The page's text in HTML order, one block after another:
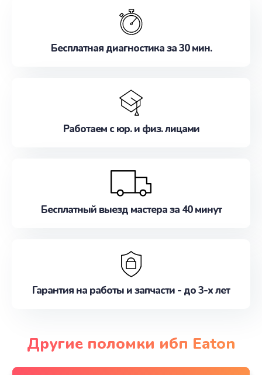
Бесплатная диагностика за 30 мин.
Работаем с юр. и физ. лицами
Бесплатный выезд мастера за 40 минут
Гарантия на работы и запчасти - до 3-х лет
Другие поломки ибп Eaton